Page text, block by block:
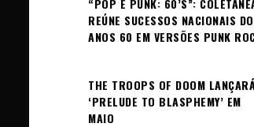
REÚNE SUCESSOS NACIONAIS
ANOS 60 EM VERSÕES PUNK
THE TROOPS OF DOOM
‘PRELUDE TO BLASPHEMY’ EM
MAIO